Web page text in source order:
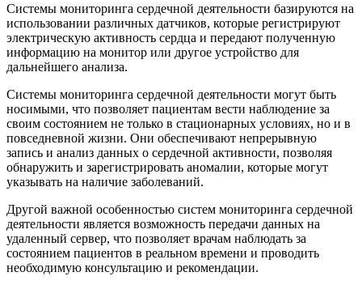
Системы мониторинга сердечной деятельности базируются на
использовании различных датчиков, которые регистрируют
электрическую активность сердца и передают полученную
информацию на монитор или другое устройство для
дальнейшего анализа.
Системы мониторинга сердечной деятельности могут быть
носимыми, что позволяет пациентам вести наблюдение за
своим состоянием не только в стационарных условиях, но и в
повседневной жизни. Они обеспечивают непрерывную
запись и анализ данных о сердечной активности, позволяя
обнаружить и зарегистрировать аномалии, которые могут
указывать на наличие заболеваний.
Другой важной особенностью систем мониторинга сердечной
деятельности является возможность передачи данных на
удаленный сервер, что позволяет врачам наблюдать за
состоянием пациентов в реальном времени и проводить
необходимую консультацию и рекомендации.